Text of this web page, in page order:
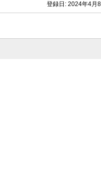
登録日: 2024年4月